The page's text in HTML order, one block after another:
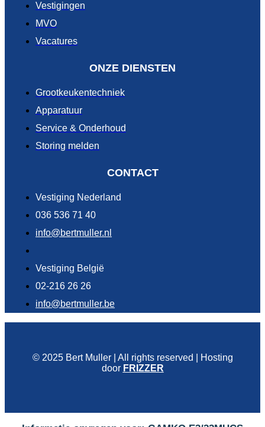
Vestigingen
MVO
Vacatures
ONZE DIENSTEN
Grootkeukentechniek
Apparatuur
Service & Onderhoud
Storing melden
CONTACT
Vestiging Nederland
036 536 71 40
info@bertmuller.nl
Vestiging België
02-216 26 26
info@bertmuller.be
© 2025 Bert Muller | All rights reserved | Hosting
door FRIZZER